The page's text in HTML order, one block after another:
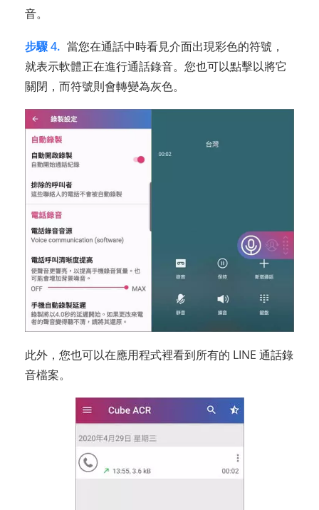
音。
步驟 4. 當您在通話中時看見介面出現彩色的符號，
就表示軟體正在進行通話錄音。您也可以點擊以將它
關閉，而符號則會轉變為灰色。
此外，您也可以在應用程式裡看到所有的 LINE 通話錄
音檔案。